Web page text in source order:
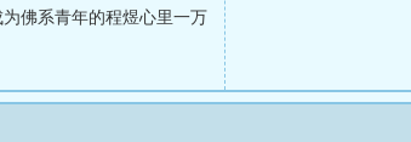
佛系青年的程煜心里一万